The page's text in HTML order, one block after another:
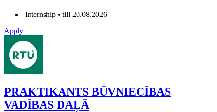
Internship • till 20.08.2026
Apply
PRAKTIKANTS BŪVNIECĪBAS
VADĪBAS DAĻĀ